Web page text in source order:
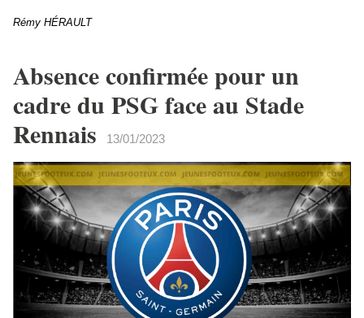
Rémy HÉRAULT
Absence confirmée pour un
cadre du PSG face au Stade
Rennais
13/01/2023